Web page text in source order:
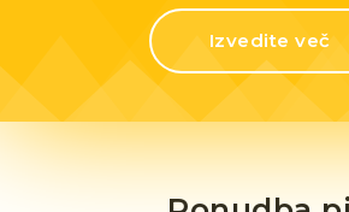
Izvedite več